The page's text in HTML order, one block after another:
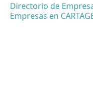
Directorio de
Empresas en